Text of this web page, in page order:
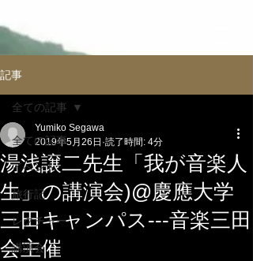
記事
全ての記事
イべント
旅行記
レクチャー
講演会
全ての記事
湯浅譲二先生「我が音楽人
生」の講演会)@慶應大学
三田キャンパス---音楽三田
会主催
Yumiko Segawa
2019年5月26日 読了時間: 4分